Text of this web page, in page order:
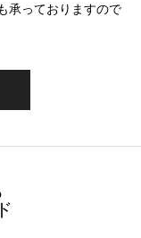
承っておりますので